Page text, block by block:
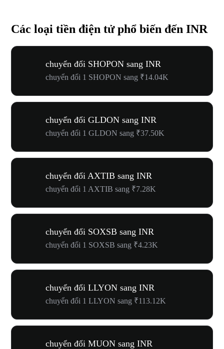
Các loại tiền điện tử phổ biến đến INR
chuyển đổi SHOPON sang INR
chuyển đổi 1 SHOPON sang ₹14.04K
chuyển đổi GLDON sang INR
chuyển đổi 1 GLDON sang ₹37.50K
chuyển đổi AXTIB sang INR
chuyển đổi 1 AXTIB sang ₹7.28K
chuyển đổi SOXSB sang INR
chuyển đổi 1 SOXSB sang ₹4.23K
chuyển đổi LLYON sang INR
chuyển đổi 1 LLYON sang ₹113.12K
chuyển đổi MUON sang INR